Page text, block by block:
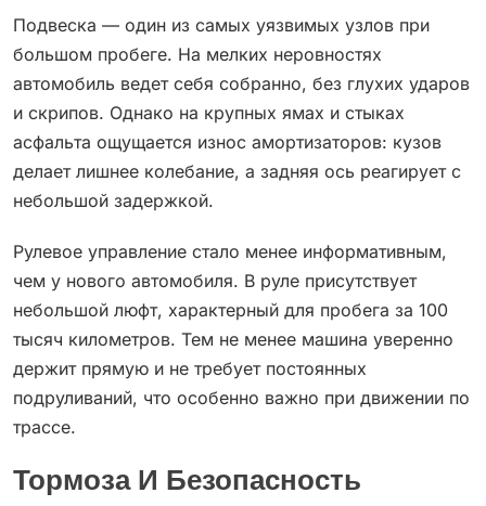
Подвеска — один из самых уязвимых узлов при
большом пробеге. На мелких неровностях
автомобиль ведет себя собранно, без глухих ударов
и скрипов. Однако на крупных ямах и стыках
асфальта ощущается износ амортизаторов: кузов
делает лишнее колебание, а задняя ось реагирует с
небольшой задержкой.
Рулевое управление стало менее информативным,
чем у нового автомобиля. В руле присутствует
небольшой люфт, характерный для пробега за 100
тысяч километров. Тем не менее машина уверенно
держит прямую и не требует постоянных
подруливаний, что особенно важно при движении по
трассе.
Тормоза И Безопасность